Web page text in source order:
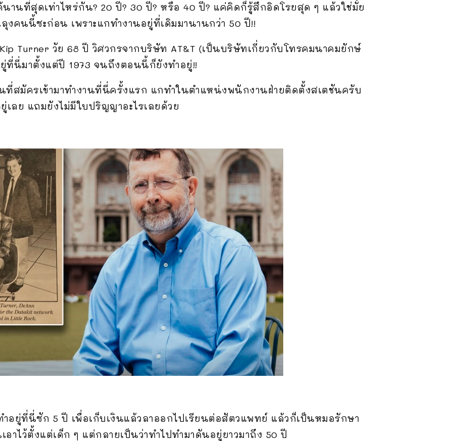
นานที่สุดเท่าไหร่กัน? 20 ปี? 30 ปี? หรือ 40 ปี? แค่คิดก็รู้สึกอิดโรยสุด ๆ แล้วใช่มั้ย
งคนนี้ซะก่อน เพราะแกทำงานอยู่ที่เดิมมานานกว่า 50 ปี!!
Turner วัย 68 ปี วิศวกรจากบริษัท AT&T (เป็นบริษัทเกี่ยวกับโทรคมนาคมยักษ์
ที่นี่มาตั้งแต่ปี 1973 จนถึงตอนนี้ก็ยังทำอยู่!!
ที่สมัครเข้ามาทำงานที่นี่ครั้งแรก แกทำในตำแหน่งพนักงานฝ่ายติดตั้งสเตชันครับ
ลย แถมยังไม่มีใบปริญญาอะไรเลยด้วย
อยู่ที่นี่ซัก 5 ปี เพื่อเก็บเงินแล้วลาออกไปเรียนต่อสัตวแพทย์ แล้วก็เป็นหมอรักษา
อาไว้ตั้งแต่เด็ก ๆ แต่กลายเป็นว่าทำไปทำมาดันอยู่ยาวมาถึง 50 ปี